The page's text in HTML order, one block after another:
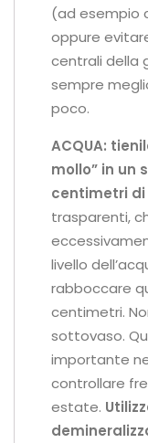
(ad esempio
oppure
centrali della
sempre
poco.
ACQUA:
mollo” in un
centimetri
trasparenti,
livello
rabboccare
centimetri.
sottovaso.
importante
controllare
estate.